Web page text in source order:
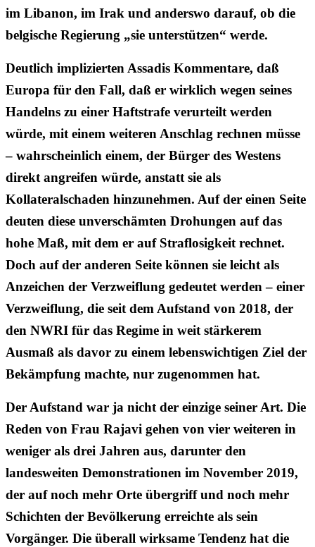
im Libanon, im Irak und anderswo darauf, ob die
belgische Regierung „sie unterstützen“ werde.
Deutlich implizierten Assadis Kommentare, daß
Europa für den Fall, daß er wirklich wegen seines
Handelns zu einer Haftstrafe verurteilt werden
würde, mit einem weiteren Anschlag rechnen müsse
– wahrscheinlich einem, der Bürger des Westens
direkt angreifen würde, anstatt sie als
Kollateralschaden hinzunehmen. Auf der einen Seite
deuten diese unverschämten Drohungen auf das
hohe Maß, mit dem er auf Straflosigkeit rechnet.
Doch auf der anderen Seite können sie leicht als
Anzeichen der Verzweiflung gedeutet werden – einer
Verzweiflung, die seit dem Aufstand von 2018, der
den NWRI für das Regime in weit stärkerem
Ausmaß als davor zu einem lebenswichtigen Ziel der
Bekämpfung machte, nur zugenommen hat.
Der Aufstand war ja nicht der einzige seiner Art. Die
Reden von Frau Rajavi gehen von vier weiteren in
weniger als drei Jahren aus, darunter den
landesweiten Demonstrationen im November 2019,
der auf noch mehr Orte übergriff und noch mehr
Schichten der Bevölkerung erreichte als sein
Vorgänger. Die überall wirksame Tendenz hat die